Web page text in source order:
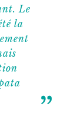
Le
la